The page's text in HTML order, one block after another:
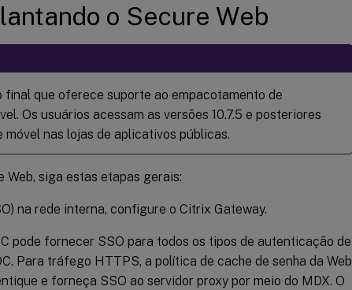
o Secure Web
final que oferece suporte ao empacotamento de
Os usuários acessam as versões 10.7.5 e posteriores
nas lojas de aplicativos públicas.
siga estas etapas gerais:
na rede interna, configure o Citrix Gateway.
pode fornecer SSO para todos os tipos de autenticação de
Para tráfego HTTPS, a política de cache de senha da Web
e forneça SSO ao servidor proxy por meio do MDX. O